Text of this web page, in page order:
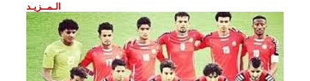
الـمــزيـد